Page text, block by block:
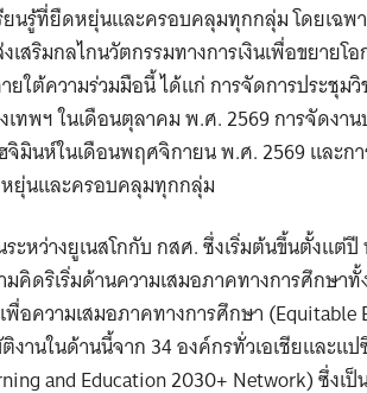
ยนรู้ที่ยืดหยุ่นและครอบคลุมทุกกลุ่ม โดยเฉพ
สริมกลไกนวัตกรรมทางการเงินเพื่อขยายโ
ใต้ความร่วมมือนี้ ได้แก่ การจัดการประชุมวิ
ทพฯ ในเดือนตุลาคม พ.ศ. 2569 การจัดงา
จิมินห์ในเดือนพฤศจิกายน พ.ศ. 2569 และ
ยุ่นและครอบคลุมทุกกลุ่ม
หว่างยูเนสโกกับ กสศ. ซึ่งเริ่มต้นขึ้นตั้งแต่
คิดริเริ่มด้านความเสมอภาคทางการศึกษา
อความเสมอภาคทางการศึกษา (Equitable
านในด้านนี้จาก 34 องค์กรทั่วเอเชียและแ
and Education 2030+ Network) ซึ่งเ